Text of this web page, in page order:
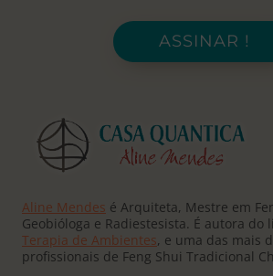
ASSINAR !
Aline Mendes é Arquiteta, Mestre em
Geobióloga e Radiestesista. É autora do
Terapia de Ambientes, e uma das mais
profissionais de Feng Shui Tradicional